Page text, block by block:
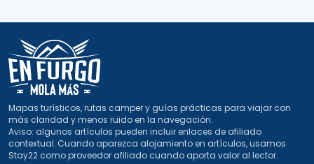
Mapas turísticos, rutas camper y guías prácticas para viajar con
más claridad y menos ruido en la navegación.
Aviso: algunos artículos pueden incluir enlaces de afiliado
contextual. Cuando aparezca alojamiento en artículos, usamos
Stay22 como proveedor afiliado cuando aporta valor al lector.